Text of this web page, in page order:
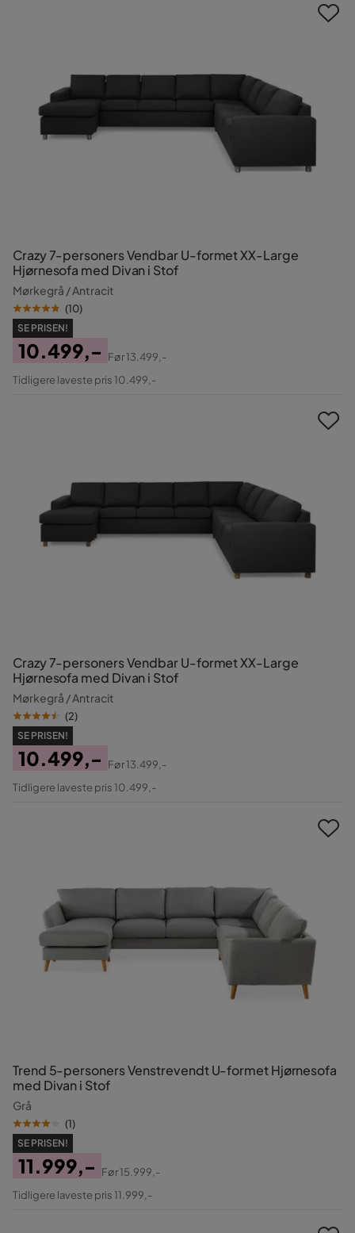
Crazy 7-personers Vendbar U-formet XX-Large
Hjørnesofa med Divan i Stof
Mørkegrå / Antracit
(10)
SE PRISEN!
Pris
10.499,-
Original
Før13.499,-
Tidligere laveste pris 10.499,-
Crazy 7-personers Vendbar U-formet XX-Large
Hjørnesofa med Divan i Stof
Mørkegrå / Antracit
(2)
SE PRISEN!
Pris
10.499,-
Original
Før13.499,-
Tidligere laveste pris 10.499,-
Trend 5-personers Venstrevendt U-formet Hjørnesofa
med Divan i Stof
Grå
(1)
SE PRISEN!
Pris
11.999,-
Original
Før15.999,-
Tidligere laveste pris 11.999,-